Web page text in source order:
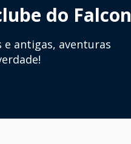
do Falcon
e antigas, aventuras